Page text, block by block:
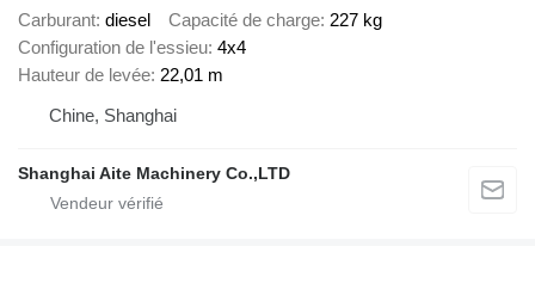
Carburant diesel Capacité de charge 227 kg
Configuration de l'essieu 4x4
Hauteur de levée 22,01 m
Chine, Shanghai
Shanghai Aite Machinery Co.,LTD